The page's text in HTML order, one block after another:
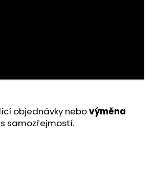
objednávky nebovýměna
samozřejmostí.